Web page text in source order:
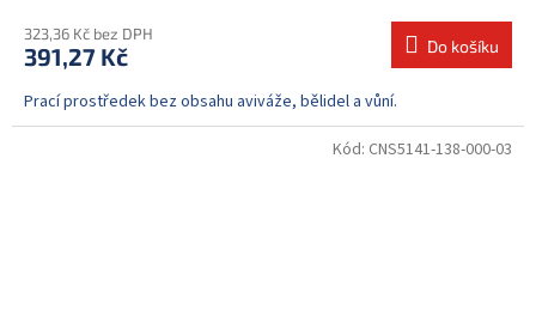
323,36 Kč bez DPH
391,27 Kč Do košíku
Prací prostředek bez obsahu aviváže, bělidel a vůní.
Kód: CNS5141-138-000-03